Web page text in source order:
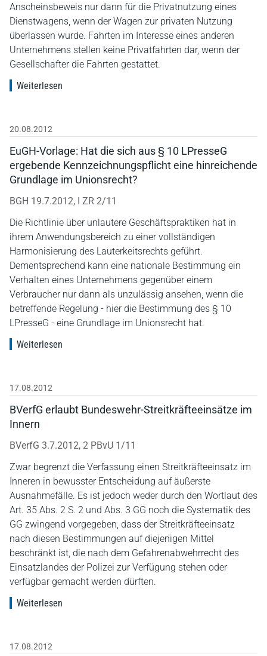
Anscheinsbeweis nur dann für die Privatnutzung eines
Dienstwagens, wenn der Wagen zur privaten Nutzung
überlassen wurde. Fahrten im Interesse eines anderen
Unternehmens stellen keine Privatfahrten dar, wenn der
Gesellschafter die Fahrten gestattet.
Weiterlesen
20.08.2012
EuGH-Vorlage: Hat die sich aus § 10 LPresseG
ergebende Kennzeichnungspflicht eine hinreichende
Grundlage im Unionsrecht?
BGH 19.7.2012, I ZR 2/11
Die Richtlinie über unlautere Geschäftspraktiken hat in
ihrem Anwendungsbereich zu einer vollständigen
Harmonisierung des Lauterkeitsrechts geführt.
Dementsprechend kann eine nationale Bestimmung ein
Verhalten eines Unternehmens gegenüber einem
Verbraucher nur dann als unzulässig ansehen, wenn die
betreffende Regelung - hier die Bestimmung des § 10
LPresseG - eine Grundlage im Unionsrecht hat.
Weiterlesen
17.08.2012
BVerfG erlaubt Bundeswehr-Streitkräfteeinsätze im
Innern
BVerfG 3.7.2012, 2 PBvU 1/11
Zwar begrenzt die Verfassung einen Streitkräfteeinsatz im
Inneren in bewusster Entscheidung auf äußerste
Ausnahmefälle. Es ist jedoch weder durch den Wortlaut des
Art. 35 Abs. 2 S. 2 und Abs. 3 GG noch die Systematik des
GG zwingend vorgegeben, dass der Streitkräfteeinsatz
nach diesen Bestimmungen auf diejenigen Mittel
beschränkt ist, die nach dem Gefahrenabwehrrecht des
Einsatzlandes der Polizei zur Verfügung stehen oder
verfügbar gemacht werden dürften.
Weiterlesen
17.08.2012